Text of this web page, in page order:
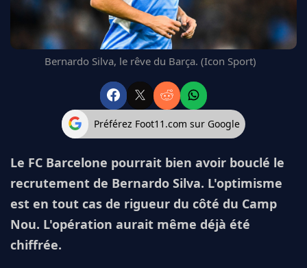
CHELSEA
ARSENAL
BAYERN
L'AVIS DE LA RÉDAC'
Bernardo Silva, le rêve du Barça. (Icon Sport)
Préférez Foot11.com sur Google
Le FC Barcelone pourrait bien avoir bouclé le
recrutement de Bernardo Silva. L'optimisme
est en tout cas de rigueur du côté du Camp
Nou. L'opération aurait même déjà été
chiffrée.